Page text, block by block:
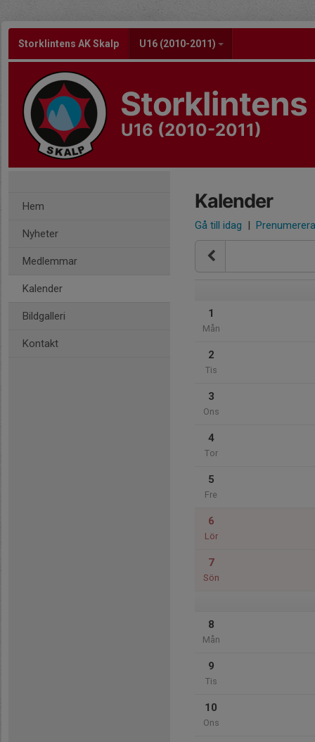
Storklintens AK Skalp U16 (2010-2011)
Storklintens
U16 (2010-2011)
Hem
Nyheter
Medlemmar
Kalender
Bildgalleri
Kontakt
Kalender
Gå till idag | Prenumerera
1
Mån
2
Tis
3
Ons
4
Tor
5
Fre
6
Lör
7
Sön
8
Mån
9
Tis
10
Ons